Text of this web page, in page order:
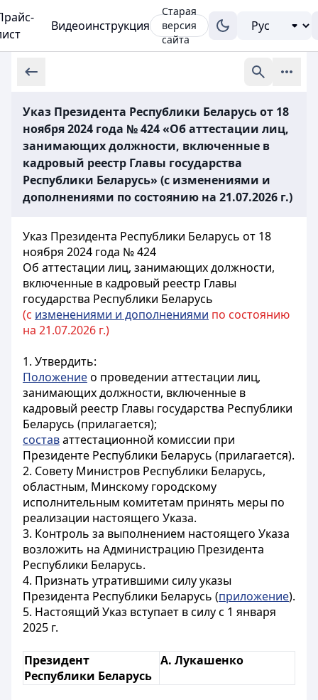
Видеоинструкция
Старая
версия
сайта
Указ Президента Республики Беларусь от 18
ноября 2024 года № 424 «Об аттестации лиц,
занимающих должности, включенные в
кадровый реестр Главы государства
Республики Беларусь» (с изменениями и
дополнениями по состоянию на 21.07.2026 г.)
Указ Президента Республики Беларусь от 18
ноября 2024 года № 424
Об аттестации лиц, занимающих должности,
включенные в кадровый реестр Главы
государства Республики Беларусь
(с изменениями и дополнениями по состоянию
на 21.07.2026 г.)
1. Утвердить:
Положениео проведении аттестации лиц,
занимающих должности, включенные в
кадровый реестр Главы государства Республики
Беларусь (прилагается);
составаттестационной комиссии при
Президенте Республики Беларусь (прилагается).
2. Совету Министров Республики Беларусь,
областным, Минскому городскому
исполнительным комитетам принять меры по
реализации настоящего Указа.
3. Контроль за выполнением настоящего Указа
возложить на Администрацию Президента
Республики Беларусь.
4. Признать утратившими силу указы
Президента Республики Беларусь (приложение).
5. Настоящий Указ вступает в силу с 1 января
2025 г.
Президент
Республики Беларусь
А. Лукашенко